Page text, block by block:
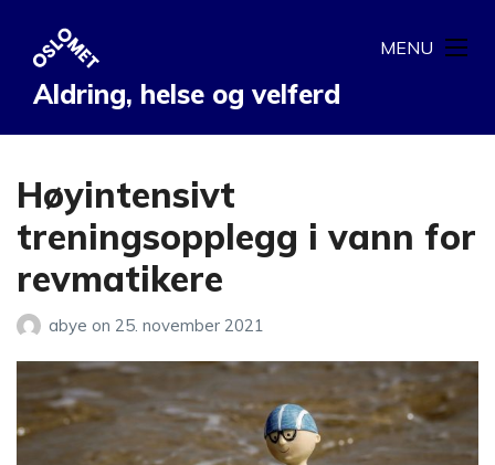
Aldring, helse og velferd
MENU
Høyintensivt
treningsopplegg i vann for
revmatikere
abye on 25. november 2021